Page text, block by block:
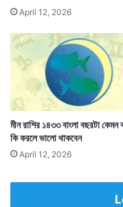
এখানে যে
বছরের জন্য।
বিভিন্ন সময়ে
সাধুসঙ্গের সময় লোক-
করা হল।
April 12, 2026
মীন রাশির ১৪৩৩ বাংলা বছরটা কেমন
কি করলে ভালো থাকবেন
April 12, 2026